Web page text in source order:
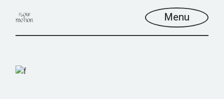
Menu